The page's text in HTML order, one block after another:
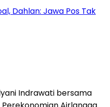
Dahlan: Jawa Pos Tak